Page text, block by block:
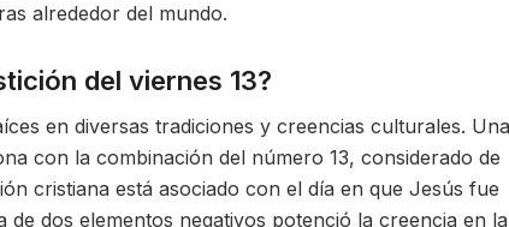
alrededor del mundo.
del viernes 13?
en diversas tradiciones y creencias culturales.
con la combinación del número 13, considerado de
cristiana está asociado con el día en que Jesús fue
dos elementos negativos potenció la creencia en la